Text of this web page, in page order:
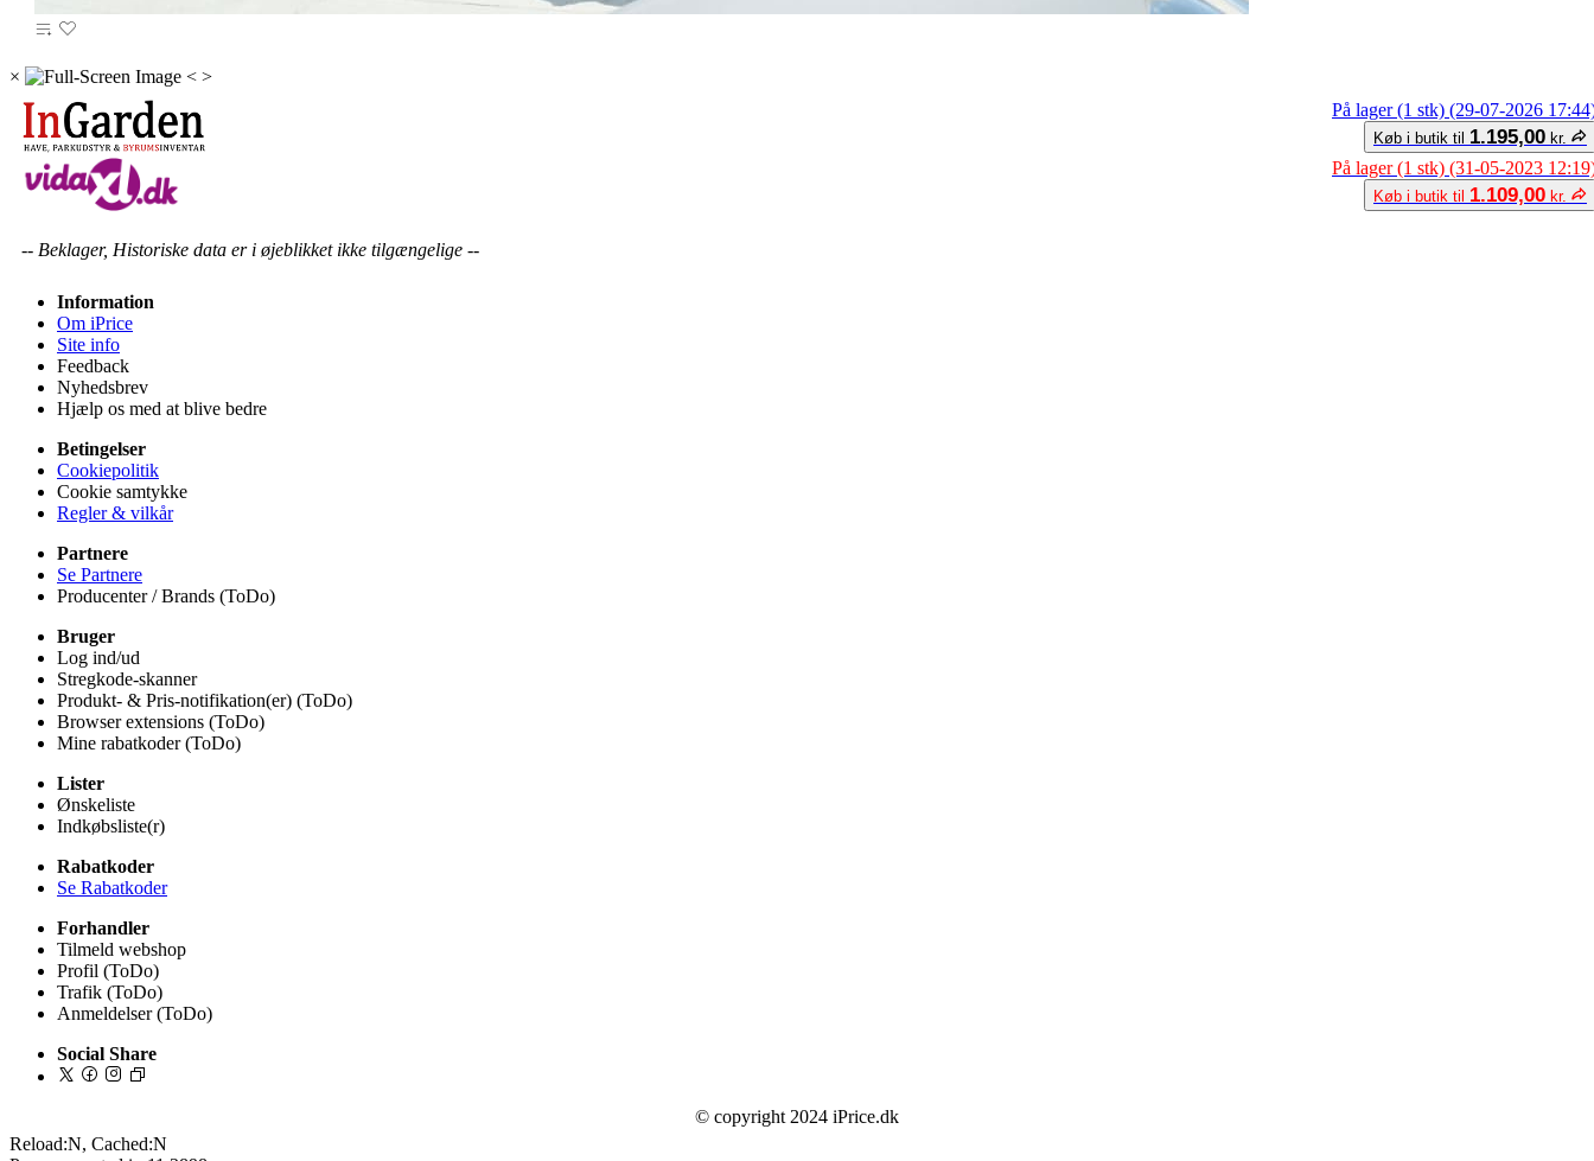
× < >
På lager (1 stk) (29-07-2026
Køb i butik til 1.195,00 kr.
På lager (1 stk) (31-05-2023
Køb i butik til 1.109,00 kr.
-- Beklager, Historiske data er i øjeblikket ikke tilgængelige --
Information
Om iPrice
Site info
Feedback
Nyhedsbrev
Hjælp os med at blive bedre
Betingelser
Cookiepolitik
Cookie samtykke
Regler & vilkår
Partnere
Se Partnere
Producenter / Brands (ToDo)
Bruger
Log ind/ud
Stregkode-skanner
Produkt- & Pris-notifikation(er) (ToDo)
Browser extensions (ToDo)
Mine rabatkoder (ToDo)
Lister
Ønskeliste
Indkøbsliste(r)
Rabatkoder
Se Rabatkoder
Forhandler
Tilmeld webshop
Profil (ToDo)
Trafik (ToDo)
Anmeldelser (ToDo)
Social Share
© copyright 2024 iPrice.dk
Reload:N, Cached:N